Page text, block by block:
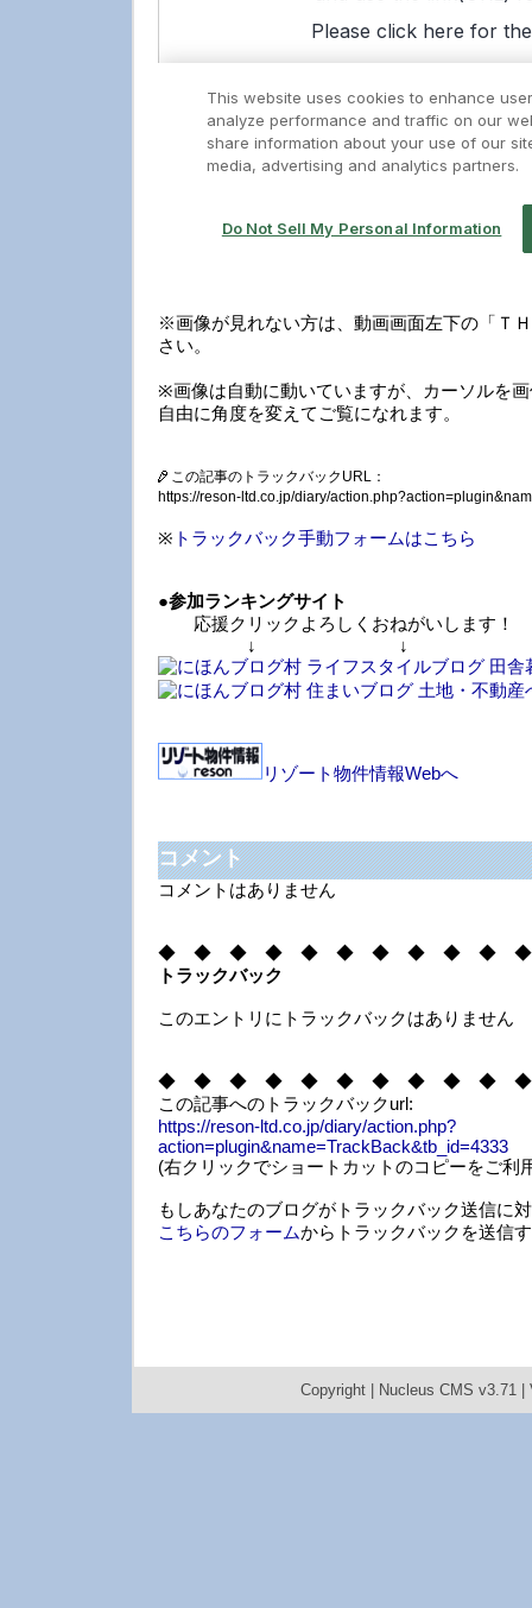
※画像が見れない方は、動画画面左下の「Ｔ
さい。
※画像は自動に動いていますが、カーソルを
自由に角度を変えてご覧になれます。
この記事のトラックバックURL：
https://reson-ltd.co.jp/diary/
※ トラックバック手動フォームはこちら
●参加ランキングサイト
応援クリックよろしくおねがいします！
↓ ↓
リゾート物件情報Webへ
コメント
コメントはありません
◆ ◆ ◆ ◆ ◆ ◆ ◆ ◆ ◆ ◆
トラックバック
このエントリにトラックバックはありません
◆ ◆ ◆ ◆ ◆ ◆ ◆ ◆ ◆ ◆
この記事へのトラックバックurl:
https://reson-ltd.co.jp/diary/action.php?
action=plugin&name=TrackBack&tb_id=4333
(右クリックでショートカットのコピーをご利
もしあなたのブログがトラックバック送信に
こちらのフォームからトラックバックを送信
Copyright | Nucleus CMS v3.71